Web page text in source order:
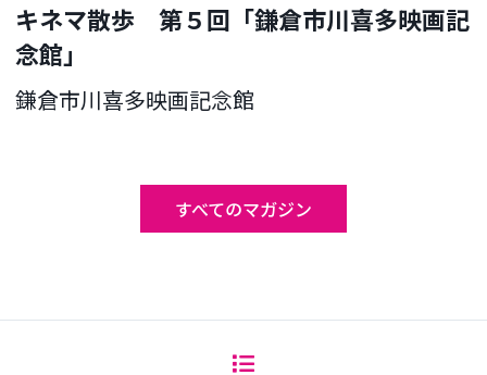
キネマ散歩 第５回「鎌倉市川喜多映画記
念館」
鎌倉市川喜多映画記念館
すべてのマガジン